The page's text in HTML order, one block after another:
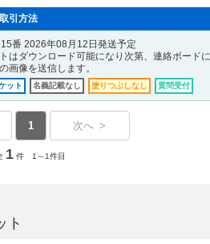
引方法
番 2026年08月12日発送予定
はダウンロード可能になり次第、連絡ボード
画像を送信します。
ット 名義記載なし 塗りつぶしなし 質問受付
1 次へ >
1 件 1～1件目
ト